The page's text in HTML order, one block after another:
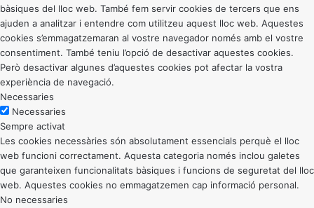
bàsiques del lloc web. També fem servir cookies de tercers que ens
ajuden a analitzar i entendre com utilitzeu aquest lloc web. Aquestes
cookies s’emmagatzemaran al vostre navegador només amb el vostre
consentiment. També teniu l’opció de desactivar aquestes cookies.
Però desactivar algunes d’aquestes cookies pot afectar la vostra
experiència de navegació.
Necessaries
Necessaries
Sempre activat
Les cookies necessàries són absolutament essencials perquè el lloc
web funcioni correctament. Aquesta categoria només inclou galetes
que garanteixen funcionalitats bàsiques i funcions de seguretat del lloc
web. Aquestes cookies no emmagatzemen cap informació personal.
No necessaries